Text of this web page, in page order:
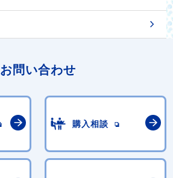
お問い合わせ
購入相談